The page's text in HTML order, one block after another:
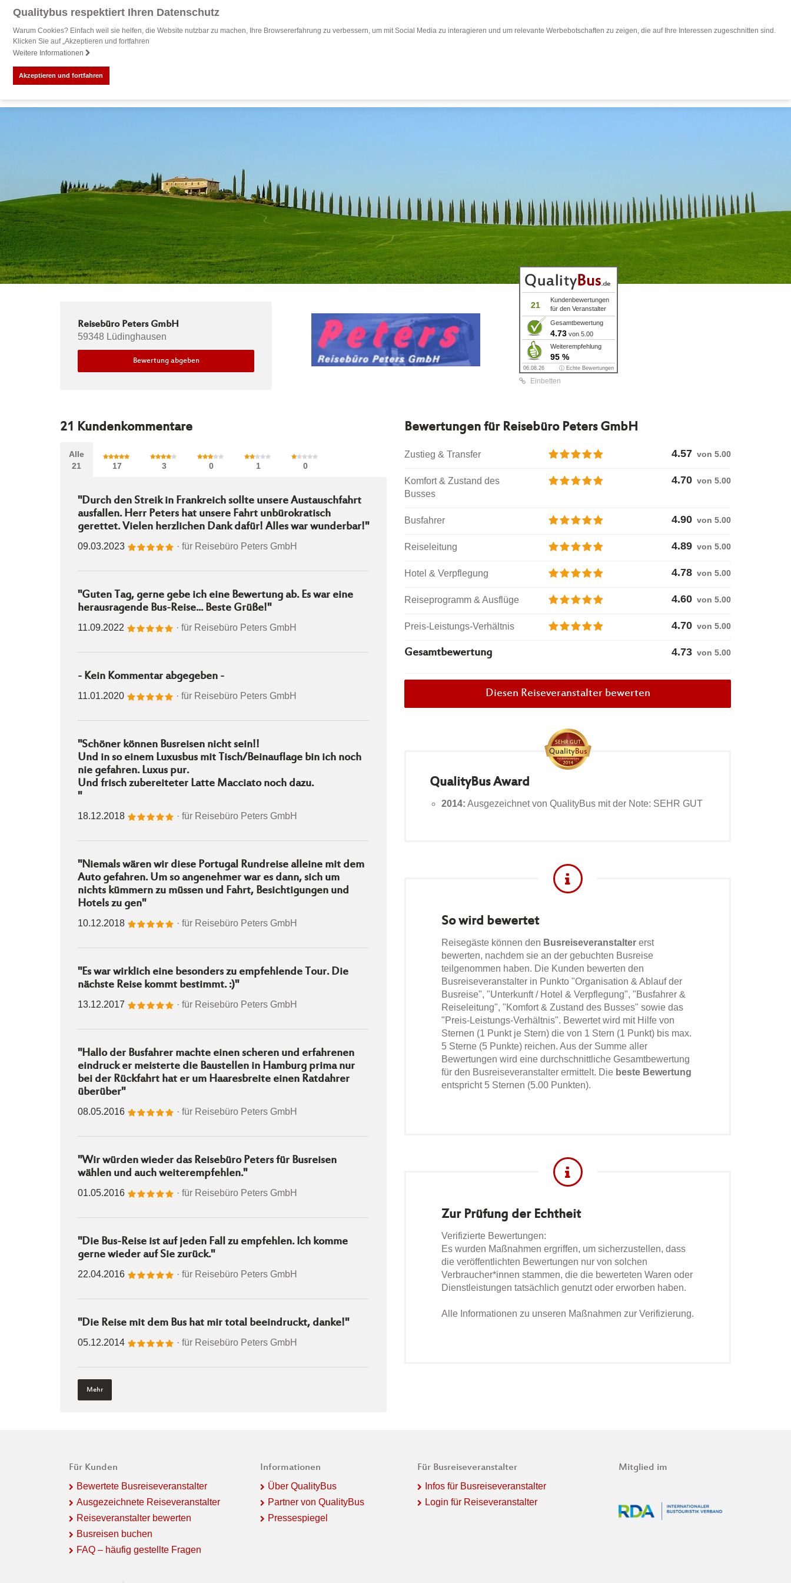
Qualitybus respektiert Ihren Datenschutz
Warum Cookies? Einfach weil sie helfen, die Website nutzbar zu machen, Ihre Browsererfahrung zu verbessern, um mit Social Media zu interagieren und um relevante Werbebotschaften zu zeigen, die auf Ihre Interessen zugeschnitten sind.
Klicken Sie auf „Akzeptieren und fortfahren
Weitere Informationen
Akzeptieren und fortfahren
Reisebüro Peters GmbH
59348 Lüdinghausen
Bewertung abgeben
21
Kundenbewertungen
für den Veranstalter
Gesamtbewertung
4.73 von 5.00
Weiterempfehlung
95 %
06.08.26 ⓘ Echte Bewertungen
Einbetten
21 Kundenkommentare
Alle
21
17 3 0 1 0
"Durch den Streik in Frankreich sollte unsere Austauschfahrt
ausfallen. Herr Peters hat unsere Fahrt unbürokratisch
gerettet. Vielen herzlichen Dank dafür! Alles war wunderbar!"
09.03.2023 · für Reisebüro Peters GmbH
"Guten Tag, gerne gebe ich eine Bewertung ab. Es war eine
herausragende Bus-Reise... Beste Grüße!"
11.09.2022 · für Reisebüro Peters GmbH
- Kein Kommentar abgegeben -
11.01.2020 · für Reisebüro Peters GmbH
"Schöner können Busreisen nicht sein!!
Und in so einem Luxusbus mit Tisch/Beinauflage bin ich noch
nie gefahren. Luxus pur.
Und frisch zubereiteter Latte Macciato noch dazu.
"
18.12.2018 · für Reisebüro Peters GmbH
"Niemals wären wir diese Portugal Rundreise alleine mit dem
Auto gefahren. Um so angenehmer war es dann, sich um
nichts kümmern zu müssen und Fahrt, Besichtigungen und
Hotels zu gen"
10.12.2018 · für Reisebüro Peters GmbH
"Es war wirklich eine besonders zu empfehlende Tour. Die
nächste Reise kommt bestimmt. :)"
13.12.2017 · für Reisebüro Peters GmbH
"Hallo der Busfahrer machte einen scheren und erfahrenen
eindruck er meisterte die Baustellen in Hamburg prima nur
bei der Rückfahrt hat er um Haaresbreite einen Ratdahrer
überüber"
08.05.2016 · für Reisebüro Peters GmbH
"Wir würden wieder das Reisebüro Peters für Busreisen
wählen und auch weiterempfehlen."
01.05.2016 · für Reisebüro Peters GmbH
"Die Bus-Reise ist auf jeden Fall zu empfehlen. Ich komme
gerne wieder auf Sie zurück."
22.04.2016 · für Reisebüro Peters GmbH
"Die Reise mit dem Bus hat mir total beeindruckt, danke!"
05.12.2014 · für Reisebüro Peters GmbH
Mehr
Bewertungen für Reisebüro Peters GmbH
Zustieg & Transfer 4.57 von 5.00
Komfort & Zustand des
Busses
4.70 von 5.00
Busfahrer 4.90 von 5.00
Reiseleitung 4.89 von 5.00
Hotel & Verpflegung 4.78 von 5.00
Reiseprogramm & Ausflüge 4.60 von 5.00
Preis-Leistungs-Verhältnis 4.70 von 5.00
Gesamtbewertung 4.73 von 5.00
Diesen Reiseveranstalter bewerten
QualityBus Award
2014: Ausgezeichnet von QualityBus mit der Note: SEHR GUT
So wird bewertet
Reisegäste können den Busreiseveranstalter erst
bewerten, nachdem sie an der gebuchten Busreise
teilgenommen haben. Die Kunden bewerten den
Busreiseveranstalter in Punkto "Organisation & Ablauf der
Busreise", "Unterkunft / Hotel & Verpflegung", "Busfahrer &
Reiseleitung", "Komfort & Zustand des Busses" sowie das
"Preis-Leistungs-Verhältnis". Bewertet wird mit Hilfe von
Sternen (1 Punkt je Stern) die von 1 Stern (1 Punkt) bis max.
5 Sterne (5 Punkte) reichen. Aus der Summe aller
Bewertungen wird eine durchschnittliche Gesamtbewertung
für den Busreiseveranstalter ermittelt. Die beste Bewertung
entspricht 5 Sternen (5.00 Punkten).
Zur Prüfung der Echtheit
Verifizierte Bewertungen:
Es wurden Maßnahmen ergriffen, um sicherzustellen, dass
die veröffentlichten Bewertungen nur von solchen
Verbraucher*innen stammen, die die bewerteten Waren oder
Dienstleistungen tatsächlich genutzt oder erworben haben.
Alle Informationen zu unseren Maßnahmen zur Verifizierung.
Für Kunden
Bewertete Busreiseveranstalter
Ausgezeichnete Reiseveranstalter
Reiseveranstalter bewerten
Busreisen buchen
FAQ – häufig gestellte Fragen
Informationen
Über QualityBus
Partner von QualityBus
Pressespiegel
Für Busreiseveranstalter
Infos für Busreiseveranstalter
Login für Reiseveranstalter
Mitglied im